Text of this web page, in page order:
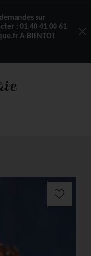
sur
: 01 40 41 00 61
A BIENTOT